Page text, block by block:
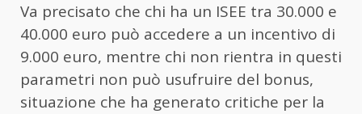
Va precisato che chi ha un ISEE tra 30.000 e
40.000 euro può accedere a un incentivo di
9.000 euro, mentre chi non rientra in questi
parametri non può usufruire del bonus,
situazione che ha generato critiche per la